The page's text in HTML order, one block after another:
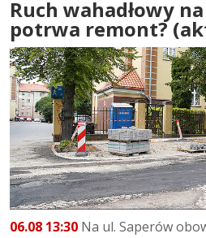
Ruch wahadłowy
potrwa remont?
06.08 13:30 Na ul. Saperów